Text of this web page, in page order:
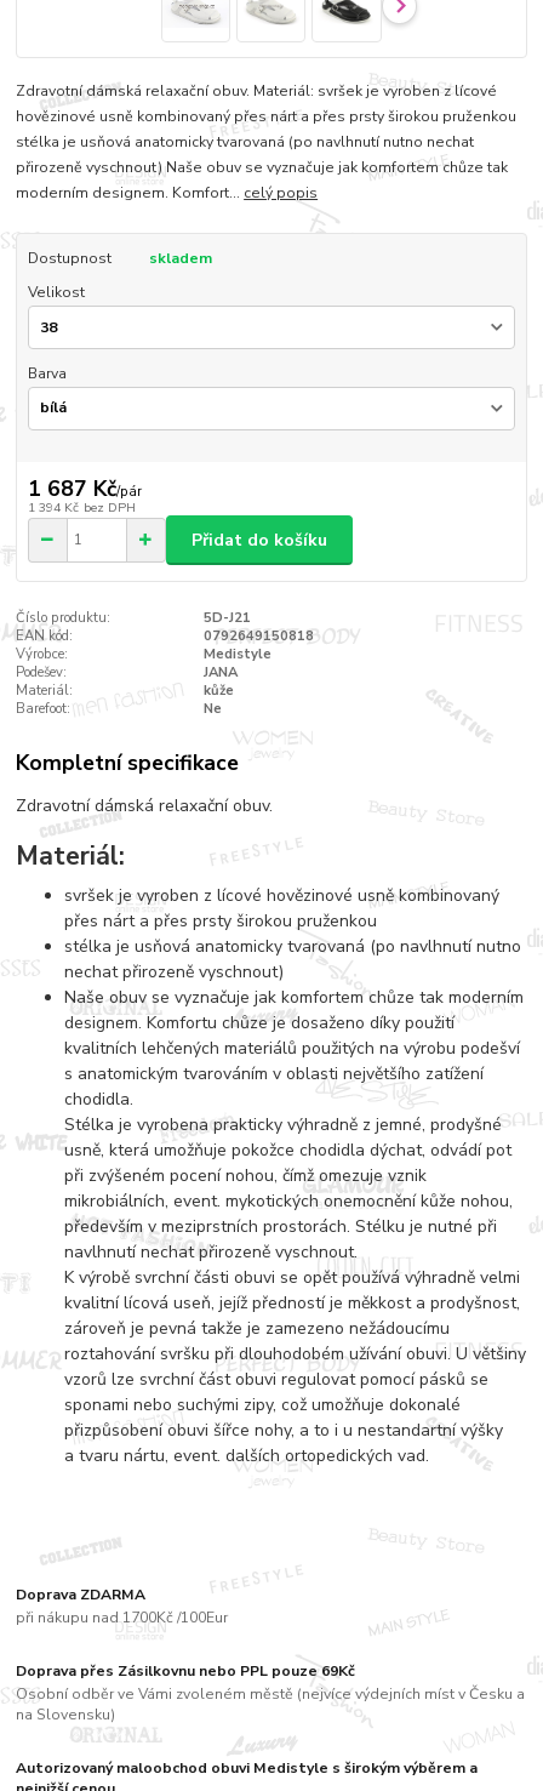
Zdravotní dámská relaxační obuv. Materiál: svršek je vyroben z lícové
hovězinové usně kombinovaný přes nárt a přes prsty širokou pruženkou
stélka je usňová anatomicky tvarovaná (po navlhnutí nutno nechat
přirozeně vyschnout) Naše obuv se vyznačuje jak komfortem chůze tak
moderním designem. Komfort... celý popis
Dostupnost
skladem
Velikost
Barva
1 687 Kč/pár
1 394 Kč bez DPH
Přidat do košíku
Číslo produktu:
5D-J21
EAN kód:
0792649150818
Výrobce:
Medistyle
Podešev:
JANA
Materiál:
kůže
Barefoot:
Ne
Doprava ZDARMA
při nákupu nad 1700Kč /100Eur
Doprava přes Zásilkovnu nebo PPL pouze 69Kč
Osobní odběr ve Vámi zvoleném městě (nejvíce výdejních míst v Česku a
na Slovensku)
Autorizovaný maloobchod obuvi Medistyle s širokým výběrem a
Kompletní specifikace
Zdravotní dámská relaxační obuv.
Materiál:
svršek je vyroben z lícové hovězinové usně kombinovaný
přes nárt a přes prsty širokou pruženkou
stélka je usňová anatomicky tvarovaná (po navlhnutí nutno
nechat přirozeně vyschnout)
Naše obuv se vyznačuje jak komfortem chůze tak moderním
designem. Komfortu chůze je dosaženo díky použití
kvalitních lehčených materiálů použitých na výrobu podešví
s anatomickým tvarováním v oblasti největšího zatížení
chodidla.
Stélka je vyrobena prakticky výhradně z jemné, prodyšné
usně, která umožňuje pokožce chodidla dýchat, odvádí pot
při zvýšeném pocení nohou, čímž omezuje vznik
mikrobiálních, event. mykotických onemocnění kůže nohou,
především v meziprstních prostorách. Stélku je nutné při
navlhnutí nechat přirozeně vyschnout.
K výrobě svrchní části obuvi se opět používá výhradně velmi
kvalitní lícová useň, jejíž předností je měkkost a prodyšnost,
zároveň je pevná takže je zamezeno nežádoucímu
roztahování svršku při dlouhodobém užívání obuvi. U většiny
vzorů lze svrchní část obuvi regulovat pomocí pásků se
sponami nebo suchými zipy, což umožňuje dokonalé
přizpůsobení obuvi šířce nohy, a to i u nestandartní výšky
a tvaru nártu, event. dalších ortopedických vad.